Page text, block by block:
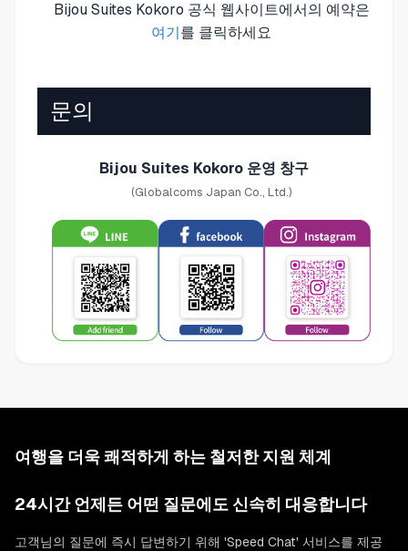
Bijou Suites Kokoro 공식 웹사이트에서의 예약은
여기 를 클릭하세요
문의
Bijou Suites Kokoro 운영 창구
(Globalcoms Japan Co., Ltd.)
여행을 더욱 쾌적하게 하는 철저한 지원 체계
24시간 언제든 어떤 질문에도 신속히 대응합니다
고객님의 질문에 즉시 답변하기 위해 'Speed Chat' 서비스를 제공